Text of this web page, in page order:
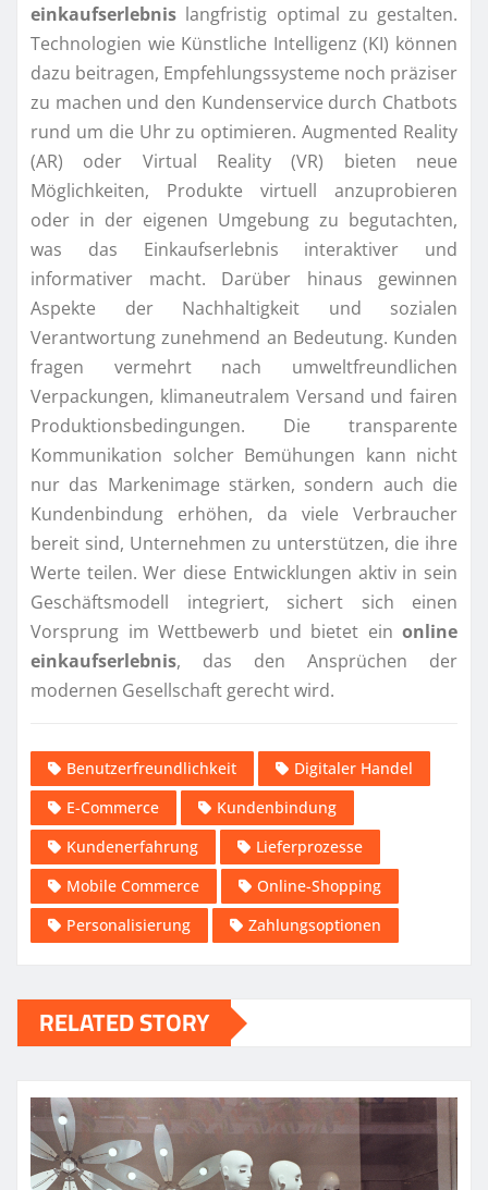
einkaufserlebnis langfristig optimal zu gestalten.
Technologien wie Künstliche Intelligenz (KI) können
dazu beitragen, Empfehlungssysteme noch präziser
zu machen und den Kundenservice durch Chatbots
rund um die Uhr zu optimieren. Augmented Reality
(AR) oder Virtual Reality (VR) bieten neue
Möglichkeiten, Produkte virtuell anzuprobieren
oder in der eigenen Umgebung zu begutachten,
was das Einkaufserlebnis interaktiver und
informativer macht. Darüber hinaus gewinnen
Aspekte der Nachhaltigkeit und sozialen
Verantwortung zunehmend an Bedeutung. Kunden
fragen vermehrt nach umweltfreundlichen
Verpackungen, klimaneutralem Versand und fairen
Produktionsbedingungen. Die transparente
Kommunikation solcher Bemühungen kann nicht
nur das Markenimage stärken, sondern auch die
Kundenbindung erhöhen, da viele Verbraucher
bereit sind, Unternehmen zu unterstützen, die ihre
Werte teilen. Wer diese Entwicklungen aktiv in sein
Geschäftsmodell integriert, sichert sich einen
Vorsprung im Wettbewerb und bietet ein online
einkaufserlebnis, das den Ansprüchen der
modernen Gesellschaft gerecht wird.
Benutzerfreundlichkeit
Digitaler Handel
E-Commerce
Kundenbindung
Kundenerfahrung
Lieferprozesse
Mobile Commerce
Online-Shopping
Personalisierung
Zahlungsoptionen
RELATED STORY